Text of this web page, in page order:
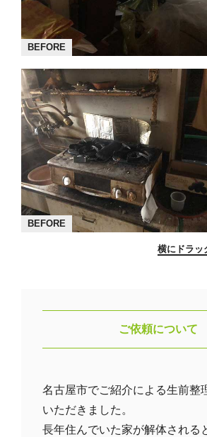
BEFORE
BEFORE
横にドラッ
ご依頼について
名古屋市でご紹介による生前整
いただきました。
長年住んでいた家が解体される